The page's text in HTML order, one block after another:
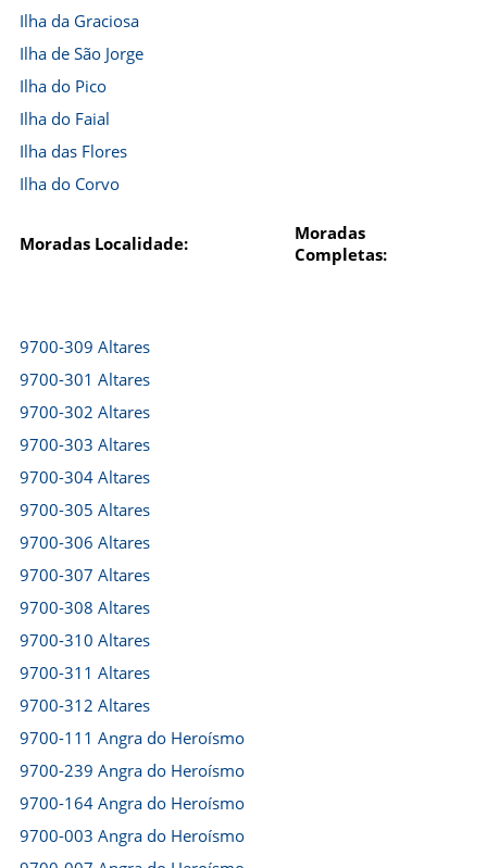
Ilha da Graciosa
Ilha de São Jorge
Ilha do Pico
Ilha do Faial
Ilha das Flores
Ilha do Corvo
Moradas Localidade:
Moradas
Completas:
9700-309 Altares
9700-301 Altares
9700-302 Altares
9700-303 Altares
9700-304 Altares
9700-305 Altares
9700-306 Altares
9700-307 Altares
9700-308 Altares
9700-310 Altares
9700-311 Altares
9700-312 Altares
9700-111 Angra do Heroísmo
9700-239 Angra do Heroísmo
9700-164 Angra do Heroísmo
9700-003 Angra do Heroísmo